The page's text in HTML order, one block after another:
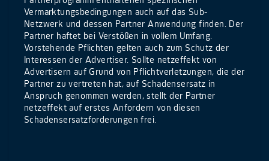
Vermarktungsbedingungen auch auf das Sub-
Netzwerk und dessen Partner Anwendung finden. Der
Partner haftet bei Verstößen in vollem Umfang.
Vorstehende Pflichten gelten auch zum Schutz der
Interessen der Advertiser. Sollte netzeffekt von
Advertisern auf Grund von Pflichtverletzungen, die der
Partner zu vertreten hat, auf Schadensersatz in
Anspruch genommen werden, stellt der Partner
netzeffekt auf erstes Anfordern von diesen
Schadensersatzforderungen frei.